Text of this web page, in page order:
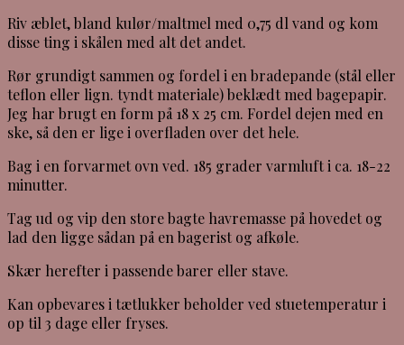
Riv æblet, bland kulør/maltmel med 0,75 dl vand og kom
disse ting i skålen med alt det andet.
Rør grundigt sammen og fordel i en bradepande (stål eller
teflon eller lign. tyndt materiale) beklædt med bagepapir.
Jeg har brugt en form på 18 x 25 cm. Fordel dejen med en
ske, så den er lige i overfladen over det hele.
Bag i en forvarmet ovn ved. 185 grader varmluft i ca. 18-22
minutter.
Tag ud og vip den store bagte havremasse på hovedet og
lad den ligge sådan på en bagerist og afkøle.
Skær herefter i passende barer eller stave.
Kan opbevares i tætlukker beholder ved stuetemperatur i
op til 3 dage eller fryses.